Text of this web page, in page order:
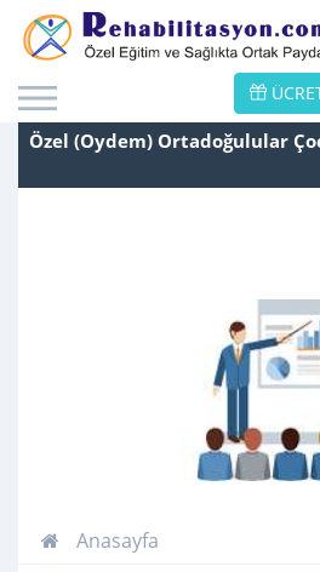
Özel (Oydem) Ortadoğulular
Anasayfa